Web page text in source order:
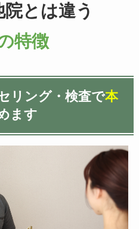
とは違う
特徴
リング・検査で本
ます